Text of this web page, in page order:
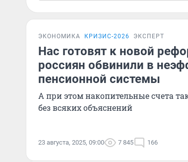
ЭКОНОМИКА КРИЗИС-2026 ЭКСПЕРТ
Нас готовят к новой
россиян обвинили в
пенсионной системы
А при этом накопительные счета
без всяких объяснений
23 августа, 2025, 09:00 7 845 166